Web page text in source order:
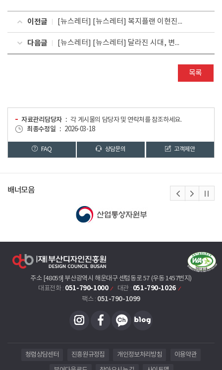
이전글 [뉴스레터] [뉴스레터] 복지플랜 이현진 대표 인터뷰 : 무장애 여행을 넘어 포용 여행으로
다음글 [뉴스레터] [뉴스레터] 달라진 시대, 변화하는 여행
목록
자료관리담당자
각 게시물의 담당자 및 연락처를 참조하세요.
최종수정일
2026-03-18
FAQ 상담문의 고객제안
배너모음
주소 [48059] 부산광역시 해운대구 센텀동로 57 (우동 1457번지)
대표전화 : 051-790-1000 대관 : 051-790-1026
팩스 : 051-790-1099
청렴상담센터 진흥원규정집 개인정보처리방침 이용약관